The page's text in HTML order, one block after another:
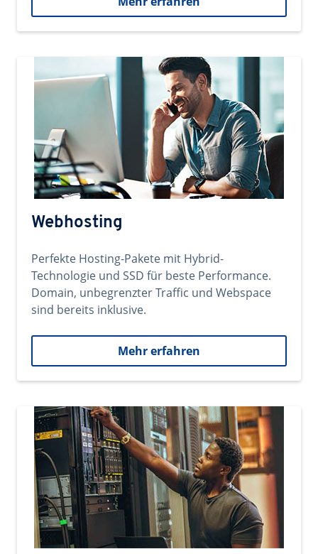
Webhosting
Perfekte Hosting-Pakete mit Hybrid-
Technologie und SSD für beste Performance.
Domain, unbegrenzter Traffic und Webspace
sind bereits inklusive.
Mehr erfahren